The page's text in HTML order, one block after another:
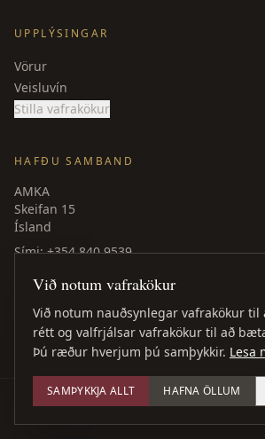
UPPLÝSINGAR
Vörur
Veisluvín
Stilla vafrakökur
HAFÐU SAMBAND
AMKA
Skeifan 15
Ísland
Sími: +354 840 9539
Facebook
LinkedIn
©2026 AMKA · Öll réttindi
Við notum vafrakökur
Við notum nauðsynlegar vafrakökur til
rétt og valfrjálsar vafrakökur til að
Þú ræður hverjum þú samþykkir. Lesa
SAMÞYKKJA ALLT HAFNA ÖLLUM